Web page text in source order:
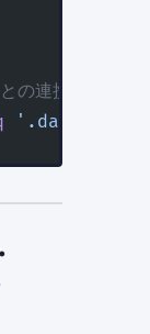
の連携）